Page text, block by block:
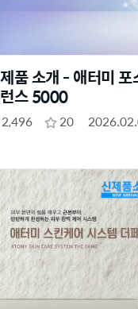
품 소개 - 애터미
스 5000
2,496 20